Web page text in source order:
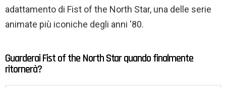
adattamento di Fist of the North Star, una delle serie
animate più iconiche degli anni '80.
Guarderai Fist of the North Star quando finalmente
ritornerà?